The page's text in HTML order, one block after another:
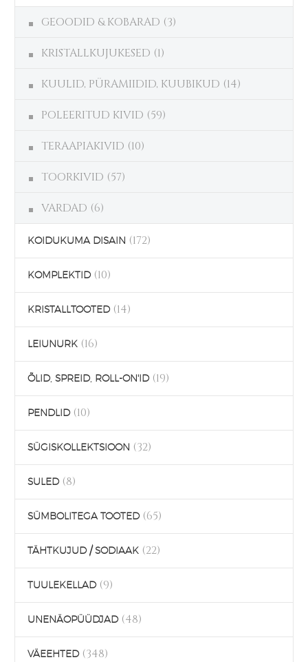
GEOODID & KOBARAD (3)
KRISTALLKUJUKESED (1)
KUULID, PÜRAMIIDID, KUUBIKUD (14)
POLEERITUD KIVID (59)
TERAAPIAKIVID (10)
TOORKIVID (57)
VARDAD (6)
KOIDUKUMA DISAIN (172)
KOMPLEKTID (10)
KRISTALLTOOTED (14)
LEIUNURK (16)
ÕLID, SPREID, ROLL-ON'ID (19)
PENDLID (10)
SÜGISKOLLEKTSIOON (32)
SULED (8)
SÜMBOLITEGA TOOTED (65)
TÄHTKUJUD / SODIAAK (22)
TUULEKELLAD (9)
UNENÄOPÜÜDJAD (48)
VÄEEHTED (348)